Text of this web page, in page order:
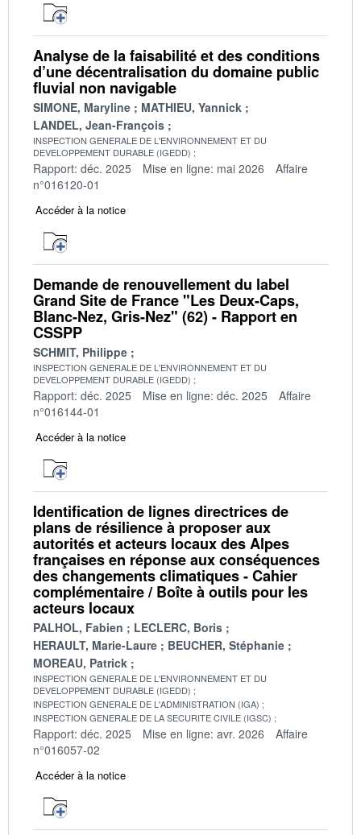
Analyse de la faisabilité et des conditions
d’une décentralisation du domaine public
fluvial non navigable
SIMONE, Maryline
MATHIEU, Yannick
LANDEL, Jean-François
INSPECTION GENERALE DE L'ENVIRONNEMENT ET DU
DEVELOPPEMENT DURABLE (IGEDD)
Rapport: déc. 2025 Mise en ligne: mai 2026
Affaire
n°016120-01
Accéder à la notice
Demande de renouvellement du label
Grand Site de France "Les Deux-Caps,
Blanc-Nez, Gris-Nez" (62) - Rapport en
CSSPP
SCHMIT, Philippe
INSPECTION GENERALE DE L'ENVIRONNEMENT ET DU
DEVELOPPEMENT DURABLE (IGEDD)
Rapport: déc. 2025 Mise en ligne: déc. 2025
Affaire
n°016144-01
Accéder à la notice
Identification de lignes directrices de
plans de résilience à proposer aux
autorités et acteurs locaux des Alpes
françaises en réponse aux conséquences
des changements climatiques - Cahier
complémentaire / Boîte à outils pour les
acteurs locaux
PALHOL, Fabien
LECLERC, Boris
HERAULT, Marie-Laure
BEUCHER, Stéphanie
MOREAU, Patrick
INSPECTION GENERALE DE L'ENVIRONNEMENT ET DU
DEVELOPPEMENT DURABLE (IGEDD)
INSPECTION GENERALE DE L'ADMINISTRATION (IGA)
INSPECTION GENERALE DE LA SECURITE CIVILE (IGSC)
Rapport: déc. 2025 Mise en ligne: avr. 2026
Affaire
n°016057-02
Accéder à la notice